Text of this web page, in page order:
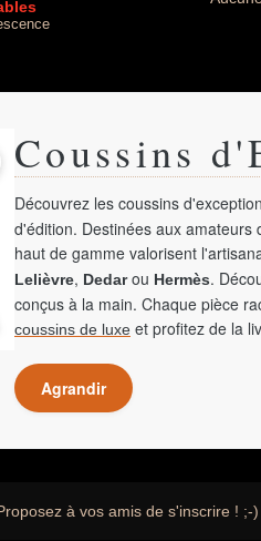
Coussins
Découvrez les coussins d'exception
d'édition. Destinées aux
haut de gamme valorisent
Lelièvre, Dedarou Hermès.
conçus à la main. Chaque pièce
coussins de luxe et profitez de la
Agrandir
à vos amis de s'inscrire ! ;-)